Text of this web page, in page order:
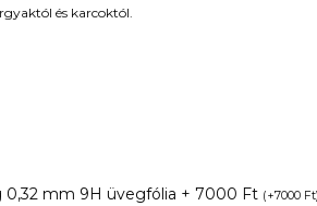
és karcoktól.
0,32 mm 9H üvegfólia + 7000 Ft (+7000 Ft